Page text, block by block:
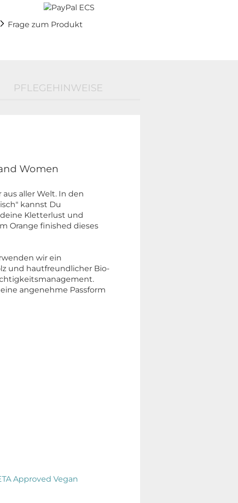
Frage zum Produkt
PFLEGEHINWEISE
Women
aller Welt. In den
kannst Du
Kletterlust und
Orange finished dieses
wir ein
und hautfreundlicher Bio-
angenehme Passform